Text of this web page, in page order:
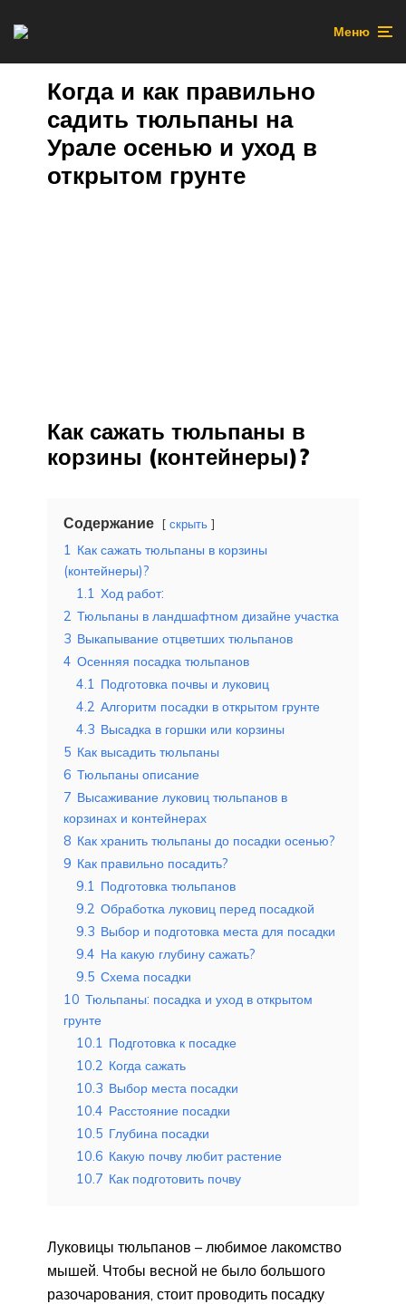
Меню
Когда и как правильно
садить тюльпаны на
Урале осенью и уход в
открытом грунте
Как сажать тюльпаны в
корзины (контейнеры)?
Содержание скрыть
1 Как сажать тюльпаны в корзины
(контейнеры)?
1.1 Ход работ:
2 Тюльпаны в ландшафтном дизайне участка
3 Выкапывание отцветших тюльпанов
4 Осенняя посадка тюльпанов
4.1 Подготовка почвы и луковиц
4.2 Алгоритм посадки в открытом грунте
4.3 Высадка в горшки или корзины
5 Как высадить тюльпаны
6 Тюльпаны описание
7 Высаживание луковиц тюльпанов в
корзинах и контейнерах
8 Как хранить тюльпаны до посадки осенью?
9 Как правильно посадить?
9.1 Подготовка тюльпанов
9.2 Обработка луковиц перед посадкой
9.3 Выбор и подготовка места для посадки
9.4 На какую глубину сажать?
9.5 Схема посадки
10 Тюльпаны: посадка и уход в открытом
грунте
10.1 Подготовка к посадке
10.2 Когда сажать
10.3 Выбор места посадки
10.4 Расстояние посадки
10.5 Глубина посадки
10.6 Какую почву любит растение
10.7 Как подготовить почву
Луковицы тюльпанов – любимое лакомство
мышей. Чтобы весной не было большого
разочарования, стоит проводить посадку